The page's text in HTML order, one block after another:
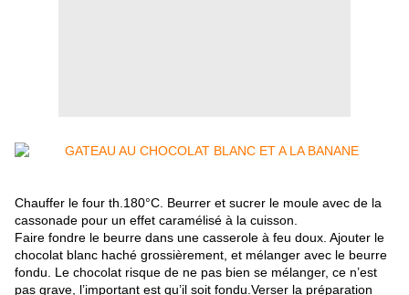
Chauffer le four th.180°C. Beurrer et sucrer le moule avec de la
cassonade pour un effet caramélisé à la cuisson.
Faire fondre le beurre dans une casserole à feu doux. Ajouter le
chocolat blanc haché grossièrement, et mélanger avec le beurre
fondu. Le chocolat risque de ne pas bien se mélanger, ce n’est
pas grave, l’important est qu’il soit fondu.Verser la préparation